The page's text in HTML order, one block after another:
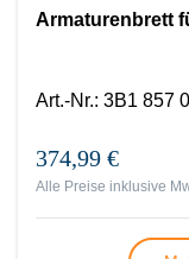
Armaturenbrett
Art.-Nr.: 3B1 857
374,99 €
Alle Preise inklusive